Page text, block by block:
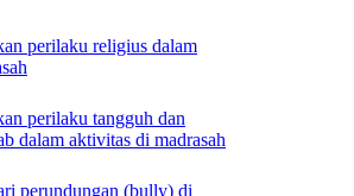
perilaku religius dalam
perilaku tangguh dan
dalam aktivitas di madrasah
perundungan (bully) di